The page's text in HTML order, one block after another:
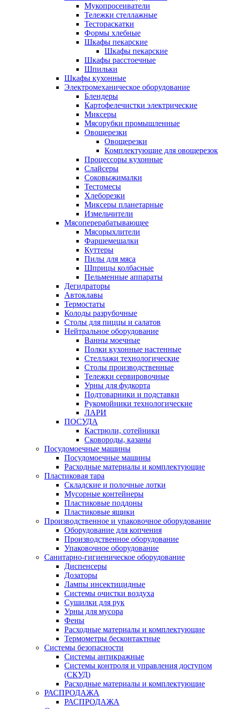
Мукопросеиватели
Тележки стеллажные
Тестораскатки
Формы хлебные
Шкафы пекарские
Шкафы пекарские
Шкафы расстоечные
Шпильки
Шкафы кухонные
Электромеханическое оборудование
Блендеры
Картофелечистки электрические
Миксеры
Мясорубки промышленные
Овощерезки
Овощерезки
Комплектующие для овощерезок
Процессоры кухонные
Слайсеры
Соковыжималки
Тестомесы
Хлеборезки
Миксеры планетарные
Измельчители
Мясоперерабатывающее
Мясорыхлители
Фаршемешалки
Куттеры
Пилы для мяса
Шприцы колбасные
Пельменные аппараты
Дегидраторы
Автоклавы
Термостаты
Колоды разрубочные
Столы для пиццы и салатов
Нейтральное оборудование
Ванны моечные
Полки кухонные настенные
Стеллажи технологические
Столы производственные
Тележки сервировочные
Урны для фудкорта
Подтоварники и подставки
Рукомойники технологические
ЛАРИ
ПОСУДА
Кастрюли, сотейники
Сковороды, казаны
Посудомоечные машины
Посудомоечные машины
Расходные материалы и комплектующие
Пластиковая тара
Складские и полочные лотки
Мусорные контейнеры
Пластиковые поддоны
Пластиковые ящики
Производственное и упаковочное оборудование
Оборудование для копчения
Производственное оборудование
Упаковочное оборудование
Санитарно-гигиеническое оборудование
Диспенсеры
Дозаторы
Лампы инсектицидные
Системы очистки воздуха
Сушилки для рук
Урны для мусора
Фены
Расходные материалы и комплектующие
Термометры бесконтактные
Системы безопасности
Системы антикражные
Системы контроля и управления доступом
(СКУД)
Расходные материалы и комплектующие
РАСПРОДАЖА
РАСПРОДАЖА